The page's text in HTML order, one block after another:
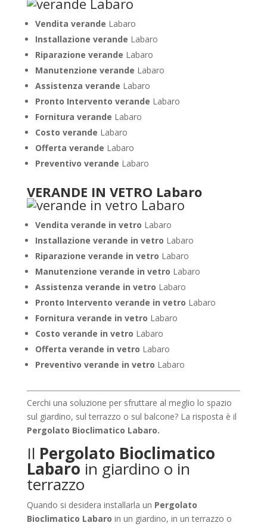
Vendita verande Labaro
Installazione verande Labaro
Riparazione verande Labaro
Manutenzione verande Labaro
Assistenza verande Labaro
Pronto Intervento verande Labaro
Fornitura verande Labaro
Costo verande Labaro
Offerta verande Labaro
Preventivo verande Labaro
VERANDE IN VETRO Labaro
Vendita verande in vetro Labaro
Installazione verande in vetro Labaro
Riparazione verande in vetro Labaro
Manutenzione verande in vetro Labaro
Assistenza verande in vetro Labaro
Pronto Intervento verande in vetro Labaro
Fornitura verande in vetro Labaro
Costo verande in vetro Labaro
Offerta verande in vetro Labaro
Preventivo verande in vetro Labaro
Cerchi una soluzione per sfruttare al meglio lo spazio
sul giardino, sul terrazzo o sul balcone? La risposta è il
Pergolato Bioclimatico Labaro.
Il Pergolato Bioclimatico
Labaro in giardino o in
terrazzo
Quando si desidera installarla un Pergolato
Bioclimatico Labaro in un giardino, in un terrazzo o